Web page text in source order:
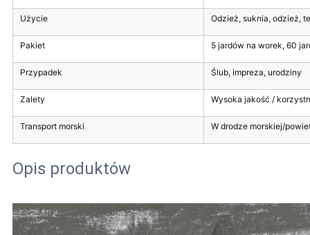
Użycie Odzież, suknia, odzież,
Pakiet 5 jardów na worek, 60
Przypadek Ślub, impreza, urodziny
Zalety Wysoka jakość /
Transport morski W drodze morskiej/
Opis produktów